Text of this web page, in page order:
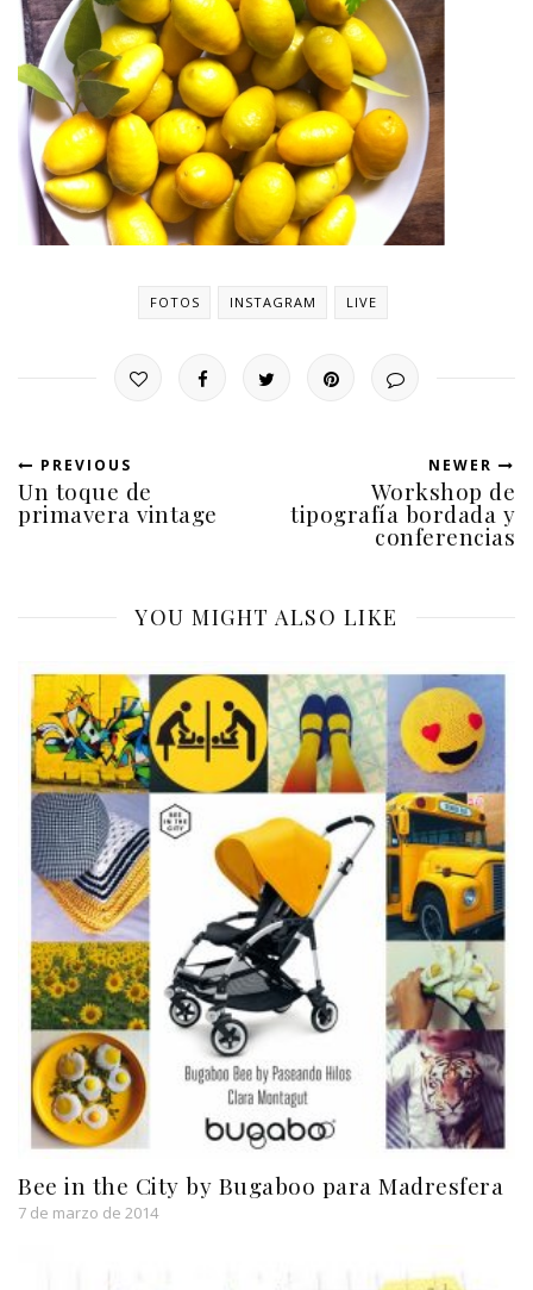
FOTOS INSTAGRAM LIVE
PREVIOUS
Un toque de
primavera vintage
NEWER
Workshop de
tipografía bordada y
conferencias
YOU MIGHT ALSO LIKE
Bee in the City by Bugaboo para Madresfera
7 de marzo de 2014